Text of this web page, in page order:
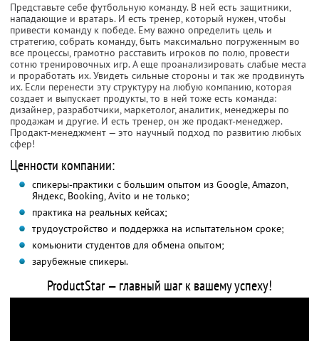
Представьте себе футбольную команду. В ней есть защитники,
нападающие и вратарь. И есть тренер, который нужен, чтобы
привести команду к победе. Ему важно определить цель и
стратегию, собрать команду, быть максимально погруженным во
все процессы, грамотно расставить игроков по полю, провести
сотню тренировочных игр. А еще проанализировать слабые места
и проработать их. Увидеть сильные стороны и так же продвинуть
их. Если перенести эту структуру на любую компанию, которая
создает и выпускает продукты, то в ней тоже есть команда:
дизайнер, разработчики, маркетолог, аналитик, менеджеры по
продажам и другие. И есть тренер, он же продакт-менеджер.
Продакт-менеджмент — это научный подход по развитию любых
сфер!
Ценности компании:
спикеры-практики с большим опытом из Google, Amazon,
Яндекс, Booking, Avito и не только;
практика на реальных кейсах;
трудоустройство и поддержка на испытательном сроке;
комьюнити студентов для обмена опытом;
зарубежные спикеры.
ProductStar — главный шаг к вашему успеху!